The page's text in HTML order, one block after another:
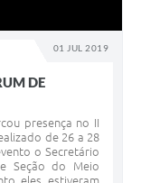
01 JUL 2019
DE
presença no II
de 26 a 28
o Secretário
Seção do Meio
eles estiveram